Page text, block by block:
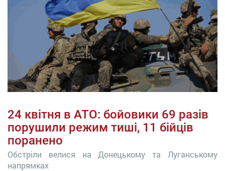
24 квітня в АТО: бойовики 69 разів
порушили режим тиші, 11 бійців
поранено
Обстріли велися на Донецькому та Луганському
напрямках